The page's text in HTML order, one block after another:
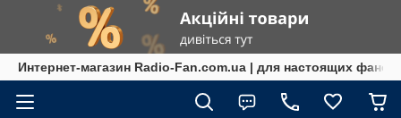
Интернет-магазин Radio-Fan.com.ua | для настоящих фанов!